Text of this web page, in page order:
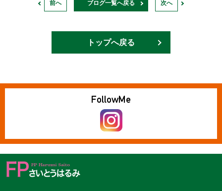
前へ ブログ一覧へ戻る 次へ
トップへ戻る
FollowMe